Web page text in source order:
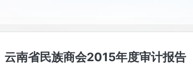
云南省民族商会2015年度审计报告